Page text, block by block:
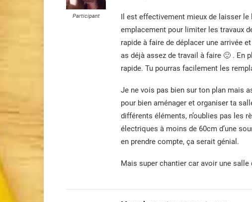
Participant
Il est effectivement mieux de laisser
emplacement pour limiter les travaux
rapide à faire de déplacer une arrivée
as déjà assez de travail à faire 🙂 . En
rapide. Tu pourras facilement les
Je ne vois pas bien sur ton plan mais
pour bien aménager et organiser ta
différents éléments, n’oublies pas les
électriques à moins de 60cm d’une
en prendre compte, ça serait génial.
Mais super chantier car avoir une